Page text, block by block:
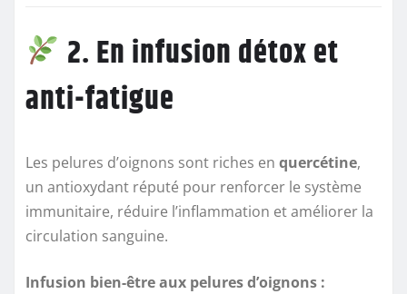
2. En infusion détox et
anti-fatigue
Les pelures d’oignons sont riches en quercétine,
un antioxydant réputé pour renforcer le système
immunitaire, réduire l’inflammation et améliorer la
circulation sanguine.
Infusion bien-être aux pelures d’oignons :